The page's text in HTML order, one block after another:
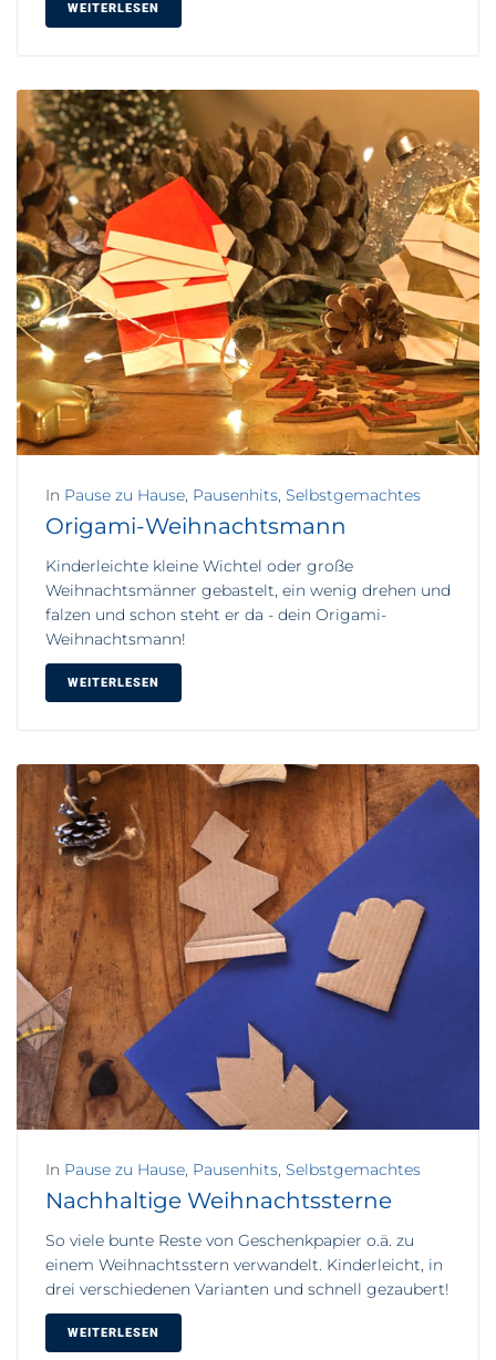
WEITERLESEN
In Pause zu Hause, Pausenhits, Selbstgemachtes
Origami-Weihnachtsmann
Kinderleichte kleine Wichtel oder große
Weihnachtsmänner gebastelt, ein wenig drehen und
falzen und schon steht er da - dein Origami-
Weihnachtsmann!
WEITERLESEN
In Pause zu Hause, Pausenhits, Selbstgemachtes
Nachhaltige Weihnachtssterne
So viele bunte Reste von Geschenkpapier o.ä. zu
einem Weihnachtsstern verwandelt. Kinderleicht, in
drei verschiedenen Varianten und schnell gezaubert!
WEITERLESEN